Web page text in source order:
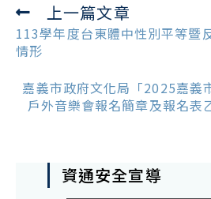
Read
more
articles
上一篇文章
113學年度台東體中性別平等暨
情形
嘉義市政府文化局「2025嘉義
戶外音樂會報名簡章及報名表
資通安全宣導